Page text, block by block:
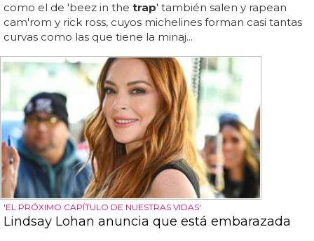
como el de 'beez in the trap' también salen y rapean
cam'rom y rick ross, cuyos michelines forman casi tantas
curvas como las que tiene la minaj...
'EL PRÓXIMO CAPÍTULO DE NUESTRAS VIDAS'
Lindsay Lohan anuncia que está embarazada